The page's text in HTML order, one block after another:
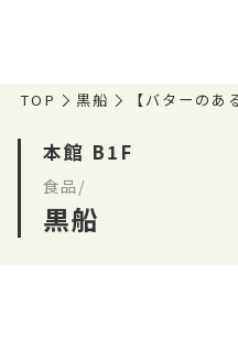
TOP 黒船 【バターのあ
本館 B1F
食品/
黒船